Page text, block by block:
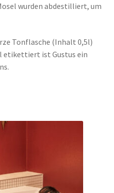
wurden abdestilliert, um
Tonflasche (Inhalt 0,5l)
etikettiert ist Gustus ein